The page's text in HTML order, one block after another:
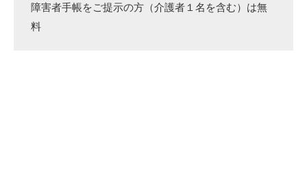
障害者手帳をご提示の方（介護者１名を含む）は無
料